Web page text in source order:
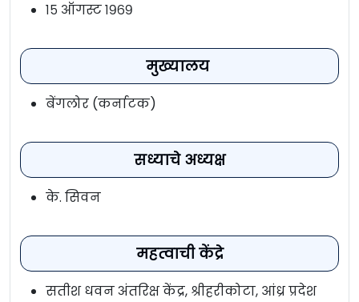
१५ ऑगस्ट १९६९
मुख्यालय
बेंगलोर (कर्नाटक)
सध्याचे अध्यक्ष
के. सिवन
महत्वाची केंद्रे
सतीश धवन अंतरिक्ष केंद्र, श्रीहरीकोटा, आंध्र प्रदेश